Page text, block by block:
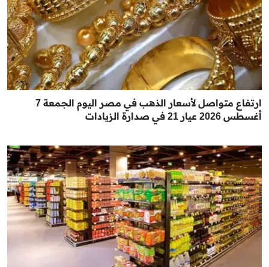
ارتفاع متواصل لأسعار الذهب في مصر اليوم الجمعة 7
أغسطس 2026 عيار 21 في صدارة الزيادات